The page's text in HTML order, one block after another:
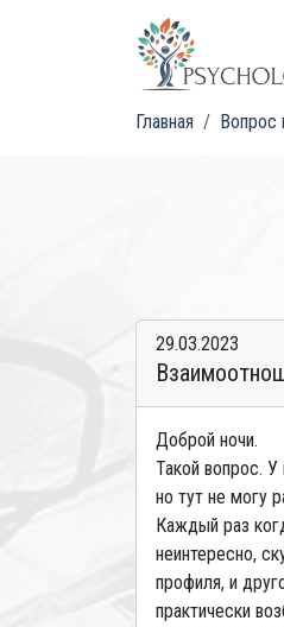
Главная Вопрос
29.03.2023
Доброй ночи.
Такой вопрос.
но тут не могу
Каждый раз
неинтересно,
профиля, и
практически